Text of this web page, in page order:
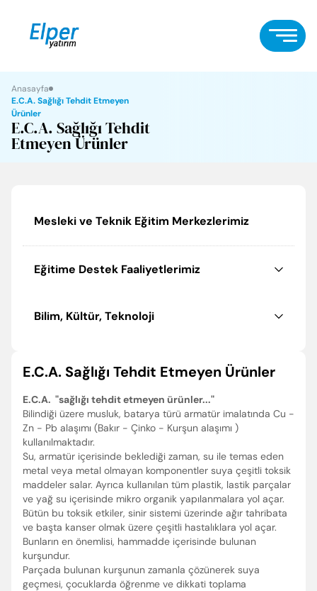
Anasayfa
E.C.A. Sağlığı Tehdit Etmeyen
Ürünler
E.C.A. Sağlığı Tehdit
Etmeyen Ürünler
Mesleki ve Teknik Eğitim Merkezlerimiz
Eğitime Destek Faaliyetlerimiz
Bilim, Kültür, Teknoloji
E.C.A. Sağlığı Tehdit Etmeyen Ürünler
E.C.A. "sağlığı tehdit etmeyen ürünler..."
Bilindiği üzere musluk, batarya türü armatür imalatında Cu -
Zn - Pb alaşımı (Bakır - Çinko - Kurşun alaşımı )
kullanılmaktadır.
Su, armatür içerisinde beklediği zaman, su ile temas eden
metal veya metal olmayan komponentler suya çeşitli toksik
maddeler salar. Ayrıca kullanılan tüm plastik, lastik parçalar
ve yağ su içerisinde mikro organik yapılanmalara yol açar.
Bütün bu toksik etkiler, sinir sistemi üzerinde ağır tahribata
ve başta kanser olmak üzere çeşitli hastalıklara yol açar.
Bunların en önemlisi, hammadde içerisinde bulunan
kurşundur.
Parçada bulunan kurşunun zamanla çözünerek suya
geçmesi, çocuklarda öğrenme ve dikkati toplama